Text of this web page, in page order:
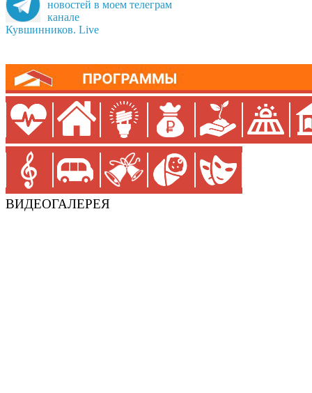
новостей в моем телеграм
канале
Кувшинников. Live
ВИДЕОГАЛЕРЕЯ